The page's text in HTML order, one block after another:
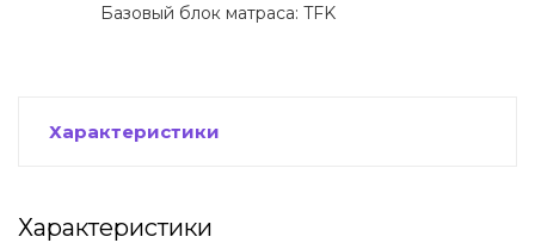
Базовый блок матраса: TFK
Характеристики
Характеристики